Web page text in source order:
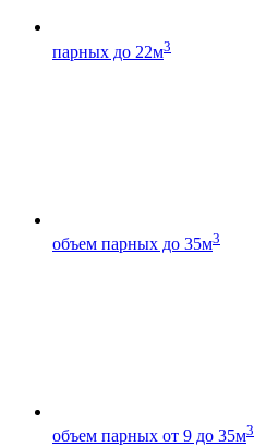
парных до 22м3
объем парных до 35м3
объем парных от 9 до 35м3